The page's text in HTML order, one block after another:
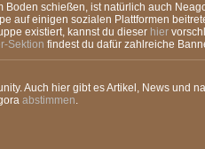
schießen, ist natürlich auch
auf einigen sozialen Plattformen
existiert, kannst du dieser hier
Sektion findest du dafür zahlreiche
Auch hier gibt es Artikel, News und
abstimmen.